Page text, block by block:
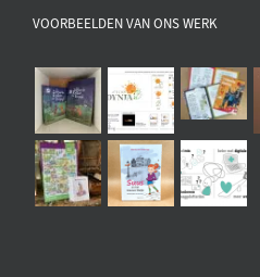
VOORBEELDEN VAN ONS WERK